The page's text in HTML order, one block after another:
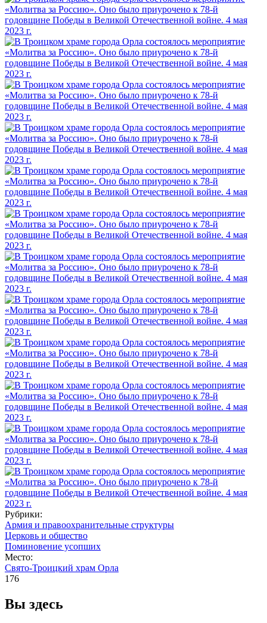
Рубрики:
Армия и правоохранительные структуры
Церковь и общество
Поминовение усопших
Место:
Свято-Троицкий храм Орла
176
Вы здесь